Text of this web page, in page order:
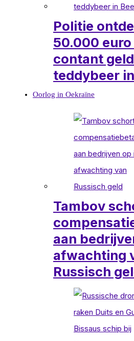
Politie
50.000 euro
contant
teddybeer
Oorlog in Oekraïne
Tambov
aan
afwachting
Russisch